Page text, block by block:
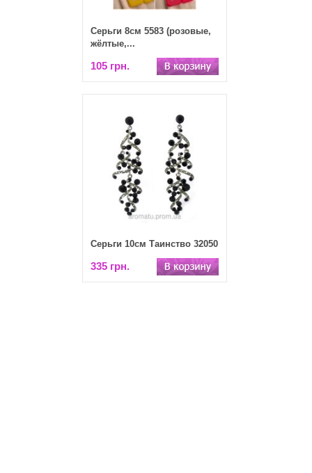
Серьги 8см 5583 (розовые,
жёлтые,...
105 грн.
Серьги 10см Таинство 32050
335 грн.